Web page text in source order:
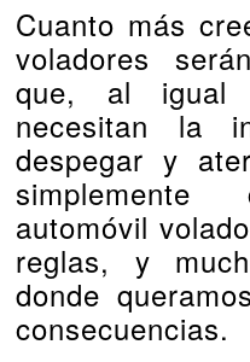
Cuanto más
voladores
que, al igual
necesitan la
despegar y
simplemente
automóvil
reglas, y
donde
consecuencias.